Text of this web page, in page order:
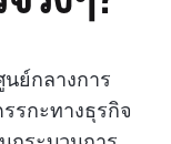
ย์กลางการ
รกะทางธุรกิจ